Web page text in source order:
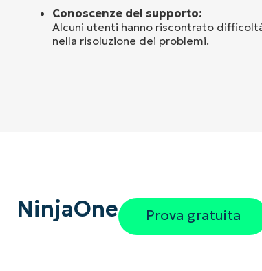
Conoscenze del supporto:
Alcuni utenti hanno riscontrato
nella risoluzione dei problemi.
NinjaOne Prova gratuita